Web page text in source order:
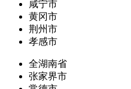
咸宁市
黄冈市
荆州市
孝感市
全湖南省
张家界市